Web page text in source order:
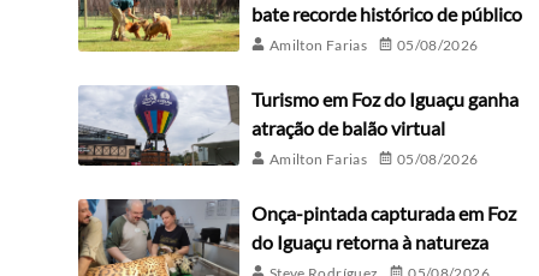
bate recorde histórico de público
Amilton Farias 05/08/2026
Turismo em Foz do Iguaçu ganha
atração de balão virtual
Amilton Farias 05/08/2026
Onça-pintada capturada em Foz
do Iguaçu retorna à natureza